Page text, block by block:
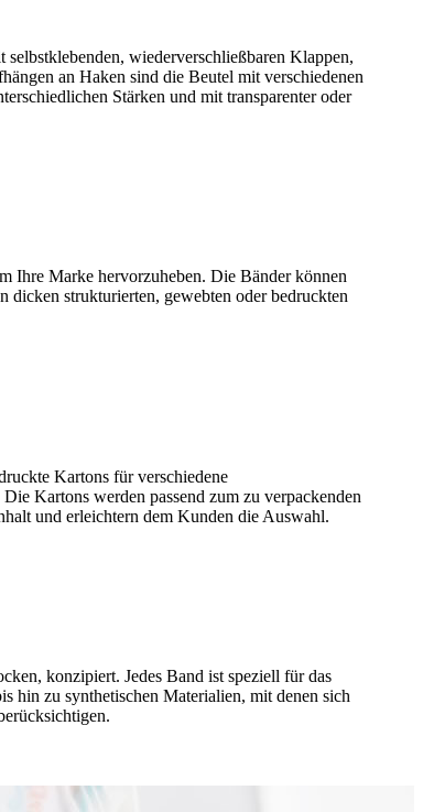
wiederverschließbaren Klappen,
an Haken sind die Beutel mit verschiedenen
Stärken und mit transparenter oder
Ihre Marke hervorzuheben. Die Bänder können
dicken strukturierten, gewebten oder bedruckten
Kartons für verschiedene
Kartons werden passend zum zu verpackenden
und erleichtern dem Kunden die Auswahl.
konzipiert. Jedes Band ist speziell für das
hin zu synthetischen Materialien, mit denen sich